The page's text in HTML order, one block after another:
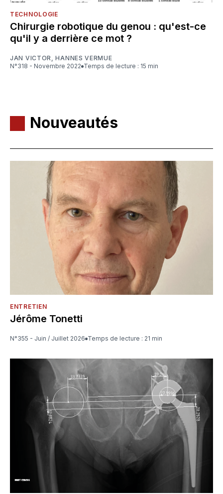
TECHNOLOGIE
Chirurgie robotique du genou : qu'est-ce
qu'il y a derrière ce mot ?
JAN VICTOR,HANNES VERMUE
N°318 - Novembre 2022
Temps de lecture : 15 min
Nouveautés
ENTRETIEN
Jérôme Tonetti
N°355 - Juin / Juillet 2026 Temps de lecture : 21 min